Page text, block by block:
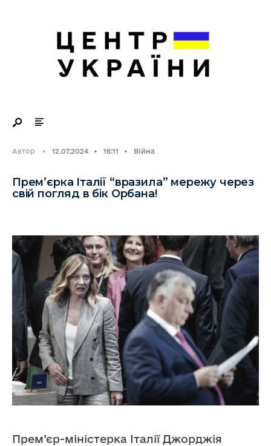
Автор • 12.07.2024 • 18:11 • Війна
Прем’єрка Італії “вразила” мережу через
свій погляд в бік Орбана!
Прем’єр-міністерка Італії Джорджія